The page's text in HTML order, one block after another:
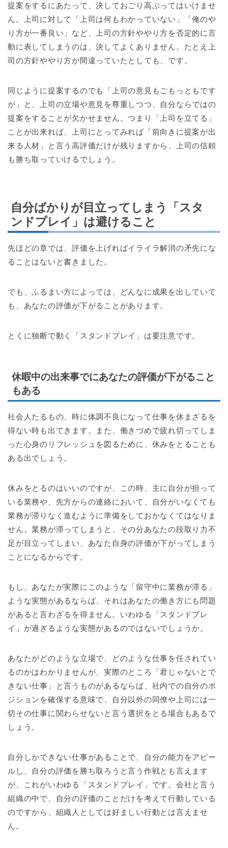
提案をするにあたって、決しておごり高ぶってはいけませ
ん。上司に対して「上司は何もわかっていない」「俺のや
り方が一番良い」など、上司の方針ややり方を否定的に言
動に表してしまうのは、決してよくありません。たとえ上
司の方針ややり方が間違っていたとしても、です。
同じように提案するのでも「上司の意見もごもっともです
が」と、上司の立場や意見を尊重しつつ、自分ならではの
提案をすることが欠かせません。つまり「上司を立てる」
ことが出来れば、上司にとってみれば「前向きに提案が出
来る人材」と言う高評価だけが残りますから、上司の信頼
も勝ち取っていけるでしょう。
自分ばかりが目立ってしまう「スタ
ンドプレイ」は避けること
先ほどの章では、評価を上げればイライラ解消の矛先にな
ることはないと書きました。
でも、ふるまい方によっては、どんなに成果を出していて
も、あなたの評価が下がることがあります。
とくに独断で動く「スタンドプレイ」は要注意です。
休暇中の出来事でにあなたの評価が下がること
もある
社会人たるもの、時に体調不良になって仕事を休まざるを
得ない時も出てきます。また、働きづめで疲れ切ってしま
った心身のリフレッシュを図るために、休みをとることも
ある出でしょう。
休みをとるのはいいのですが、この時、主に自分が担って
いる業務や、先方からの連絡において、自分がいなくても
業務が滞りなく進むように準備をしておかなくてはなりま
せん。業務が滞ってしまうと、その分あなたの段取り力不
足が目立ってしまい、あなた自身の評価が下がってしまう
ことになるからです。
もし、あなたが実際にこのような「留守中に業務が滞る」
ような実態があるならば、それはあなたの働き方にも問題
があると言わざるを得ません。いわゆる「スタンドプレ
イ」が過ぎるような実態があるのではないでしょうか。
あなたがどのような立場で、どのような仕事を任されてい
るのかはわかりませんが、実際のところ「君じゃないとで
きない仕事」と言うものがあるならば、社内での自分のポ
ジションを確保する意味で、自分以外の同僚や上司には一
切その仕事に関わらせないと言う選択をとる場合もあるで
しょう。
自分しかできない仕事があることで、自分の能力をアピー
ルし、自分の評価を勝ち取ろうと言う作戦とも言えます
が、これがいわゆる「スタンドプレイ」です。会社と言う
組織の中で、自分の評価のことだけを考えて行動している
のですから、組織人としては好ましい行動とは言えませ
ん。